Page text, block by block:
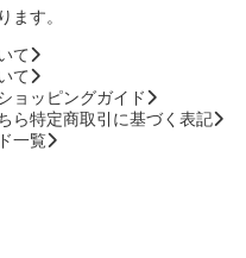
ます。
て
て
ョッピングガイド
特定商取引に基づく表記
一覧